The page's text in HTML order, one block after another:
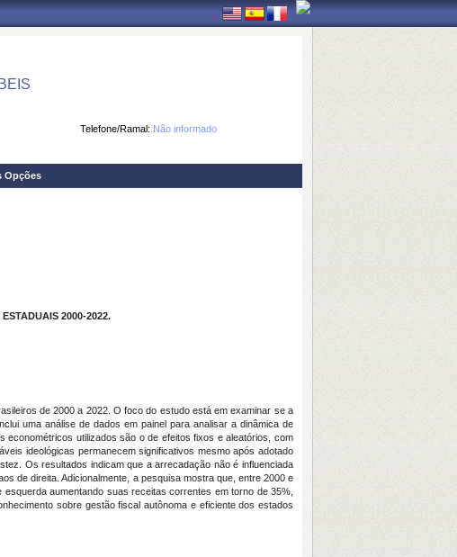
Telefone/Ramal: Não informado
Opções
2000-2022.
de 2000 a 2022. O foco do estudo está em examinar se a
uma análise de dados em painel para analisar a dinâmica de
utilizados são o de efeitos fixos e aleatórios, com
ideológicas permanecem significativos mesmo após adotado
Os resultados indicam que a arrecadação não é influenciada
de direita. Adicionalmente, a pesquisa mostra que, entre 2000 e
aumentando suas receitas correntes em torno de 35%,
sobre gestão fiscal autônoma e eficiente dos estados